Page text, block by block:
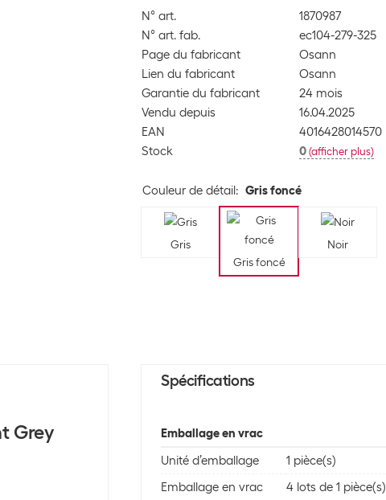
N° art.
1870987
N° art. fab.
ec104-279-325
Page du fabricant
Osann
Lien du fabricant
Osann
Garantie du fabricant
24 mois
Vendu depuis
16.04.2025
EAN
4016428014570
Stock
0 (afficher plus)
Couleur de détail: Gris foncé
Gris
Gris foncé
Noir
Grey
Spécifications
Emballage en vrac
Unité d’emballage
1 pièce(s)
Emballage en vrac
4 lots de 1 pièce(s)